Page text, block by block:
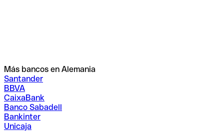
Más bancos en Alemania
Santander
BBVA
CaixaBank
Banco Sabadell
Bankinter
Unicaja